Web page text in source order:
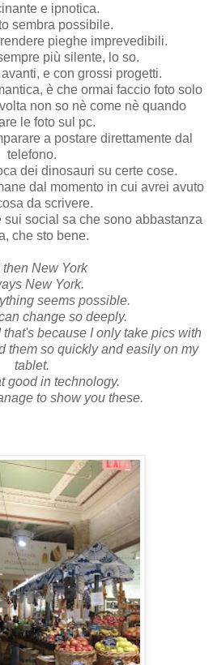
e ipnotica.
sembra possibile.
pieghe imprevedibili.
più silente, lo so.
e con grossi progetti.
è che ormai faccio foto solo
non so nè come nè quando
le foto sul pc.
a postare direttamente dal
telefono.
dei dinosauri su certe cose.
dal momento in cui avrei avuto
da scrivere.
sui social sa che sono abbastanza
che sto bene.
then New York
New York.
seems possible.
change so deeply.
because I only take pics with
them so quickly and easily on my
tablet.
good in technology.
to show you these.